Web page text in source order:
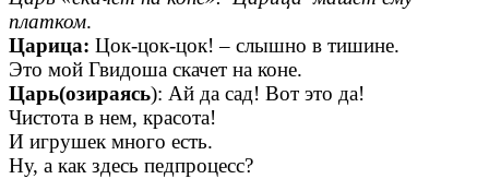
платком.
Царица: Цок-цок-цок! – слышно в тишине.
Это мой Гвидоша скачет на коне.
Царь(озираясь): Ай да сад! Вот это да!
Чистота в нем, красота!
И игрушек много есть.
Ну, а как здесь педпроцесс?